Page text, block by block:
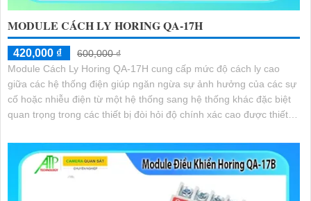
MODULE CÁCH LY HORING QA-17H
420,000 ₫
600,000 ₫
Module Cách Ly Horing QA-17H cung cấp mức độ cách ly cao
giữa các hệ thống điện giúp ngăn ngừa sự ảnh hưởng của các sự
cố hoặc nhiễu điện từ một hệ thống sang hệ thống khác đặc biệt
quan trọng trong các thiết bị đòi hỏi độ chính xác cao được thiết
dụng trong các hệ thống điều khiển tự động,đo lường,phân tích tín
hiệu.